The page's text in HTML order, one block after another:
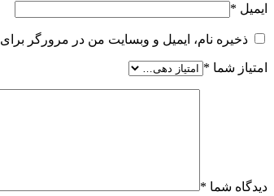
ایمیل *
ذخیره نام، ایمیل و وبسایت من در مرورگر
امتیاز شما *
دیدگاه شما *